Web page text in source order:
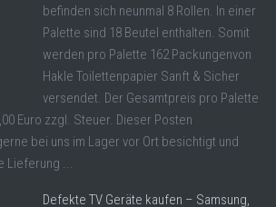
befinden sich neunmal 8 Rollen. In einer
Palette sind 18 Beutel enthalten. Somit
werden pro Palette 162 Packungenvon
Hakle Toilettenpapier Sanft & Sicher
versendet. Der Gesamtpreis pro Palette
Euro zzgl. Steuer. Dieser Posten
bei uns im Lager vor Ort besichtigt und
Lieferung ...
Defekte TV Geräte kaufen – Samsung,